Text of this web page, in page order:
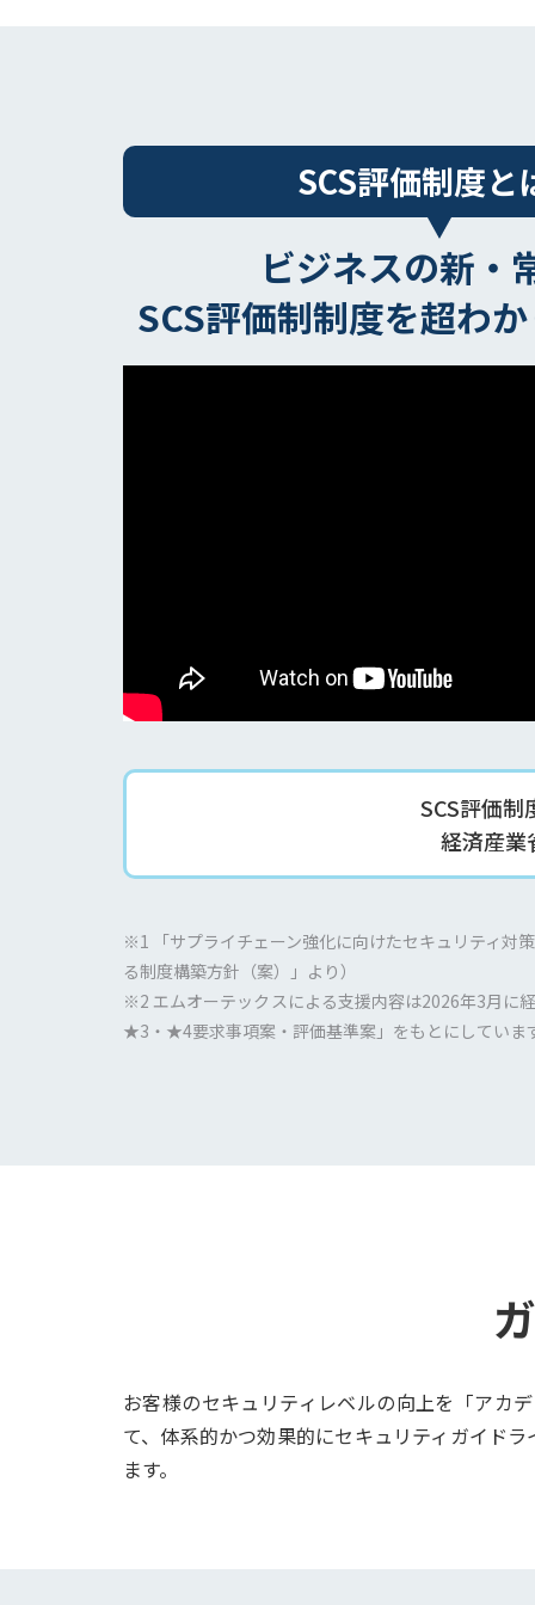
SCS評価制度と
ビジネスの新・
SCS評価制制度を超わ
SCS評価
経済産業
※1 「サプライチェーン強化に向けたセキュリティ対
る制度構築方針（案）」より）
※2 エムオーテックスによる支援内容は2026年3月に
★3・★4要求事項案・評価基準案」をもとにしていま
お客様のセキュリティレベルの向上を「アカ
て、体系的かつ効果的にセキュリティガイド
ます。